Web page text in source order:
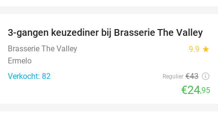
42%
3-gangen keuzediner bij Brasserie The Valley
Brasserie The Valley 9.9 star
Ermelo
Verkocht: 82
Regulier €43
€24,95